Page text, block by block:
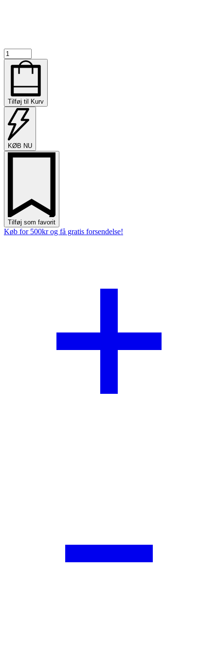
Jump
Around
PRO
Sølv
baseplate
36mm
antal
Tilføj til Kurv
KØB NU
Tilføj som favorit
Køb for 500kr og få gratis forsendelse!